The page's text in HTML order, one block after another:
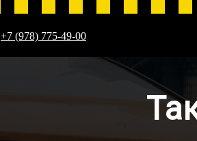
+7 (978) 775-49-00